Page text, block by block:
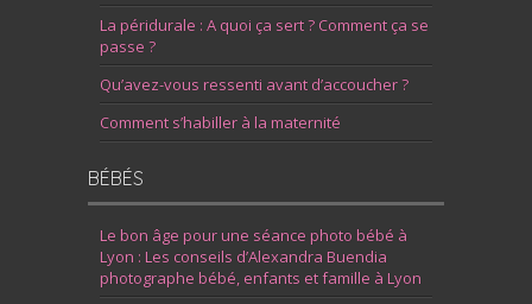
La péridurale : A quoi ça sert ? Comment ça se
passe ?
Qu’avez-vous ressenti avant d’accoucher ?
Comment s’habiller à la maternité
BÉBÉS
Le bon âge pour une séance photo bébé à
Lyon : Les conseils d’Alexandra Buendia
photographe bébé, enfants et famille à Lyon